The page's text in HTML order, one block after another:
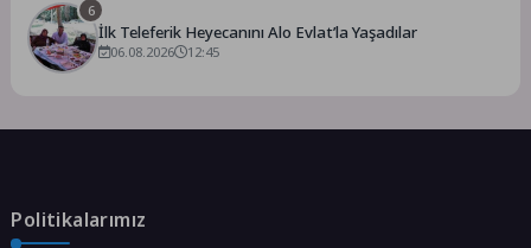
6
İlk Teleferik Heyecanını Alo Evlat’la Yaşadılar
06.08.2026 12:45
Politikalarımız